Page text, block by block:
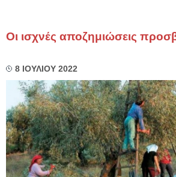
Οι ισχνές αποζημιώσεις
8 ΙΟΥΛΙΟΥ 2022